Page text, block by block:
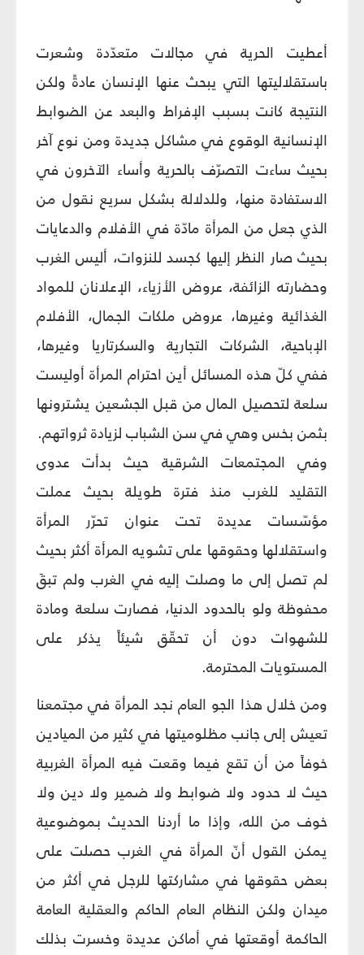
أعطيت الحرية في مجالات متعدّدة وشعرت
باستقلاليتها التي يبحث عنها الإنسان عادةً ولكن
النتيجة كانت بسبب الإفراط والبعد عن الضوابط
الإنسانية الوقوع في مشاكل جديدة ومن نوع آخر
بحيث ساءت التصرّف بالحرية وأساء الآخرون في
الاستفادة منها، وللدلالة بشكل سريع نقول من
الذي جعل من المرأة مادّة في الأفلام والدعايات
بحيث صار النظر إليها كجسد للنزوات، أليس الغرب
وحضارته الزائفة، عروض الأزياء، الإعلانان للمواد
الغذائية وغيرها، عروض ملكات الجمال، الأفلام
الإباحية، الشركات التجارية والسكرتاريا وغيرها،
ففي كلّ هذه المسائل أين احترام المرأة أوليست
سلعة لتحصيل المال من قبل الجشعين يشترونها
بثمن بخس وهي في سن الشباب لزيادة ثرواتهم.
وفي المجتمعات الشرقية حيث بدأت عدوى
التقليد للغرب منذ فترة طويلة بحيث عملت
مؤسّسات عديدة تحت عنوان تحرّر المرأة
واستقلالها وحقوقها على تشويه المرأة أكثر بحيث
لم تصل إلى ما وصلت إليه في الغرب ولم تبقَ
محفوظة ولو بالحدود الدنيا، فصارت سلعة ومادة
للشهوات دون أن تحقّق شيئاً يذكر على
المستويات المحترمة.
ومن خلال هذا الجو العام نجد المرأة في مجتمعنا
تعيش إلى جانب مظلوميتها في كثير من الميادين
خوفاً من أن تقع فيما وقعت فيه المرأة الغربية
حيث لا حدود ولا ضوابط ولا ضمير ولا دين ولا
خوف من الله، وإذا ما أردنا الحديث بموضوعية
يمكن القول أنّ المرأة في الغرب حصلت على
بعض حقوقها في مشاركتها للرجل في أكثر من
ميدان ولكن النظام العام الحاكم والعقلية العامة
الحاكمة أوقعتها في أماكن عديدة وخسرت بذلك